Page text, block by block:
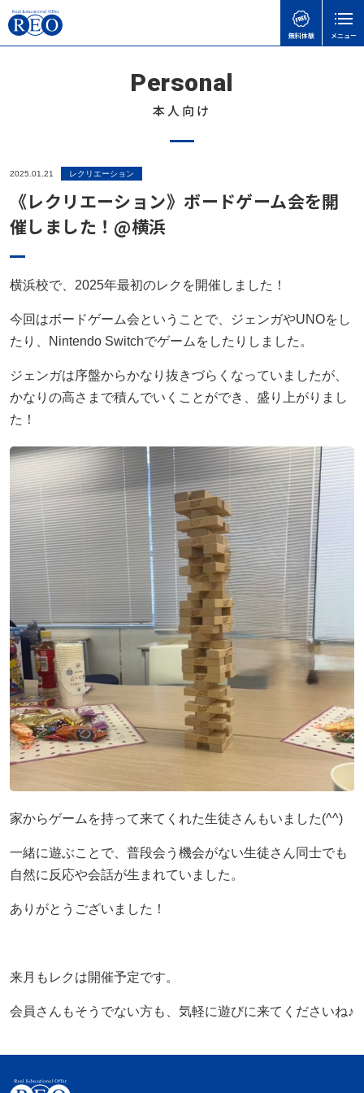
無料体験 メニュー
サポート内容
体験談
本人向け
REOちゃんねる
会社概要
無料体験
お問い合わせ
プライバシーポリシー
特定商取引法に基づく表記
お知らせ
AIあべ不登校相談室
045-444-2540
閉じる
Personal
本人向け
2025.01.21 レクリエーション
《レクリエーション》ボードゲーム会を開
催しました！@横浜
横浜校で、2025年最初のレクを開催しました！
今回はボードゲーム会ということで、ジェンガやUNOをし
たり、Nintendo Switchでゲームをしたりしました。
ジェンガは序盤からかなり抜きづらくなっていましたが、
かなりの高さまで積んでいくことができ、盛り上がりまし
た！
家からゲームを持って来てくれた生徒さんもいました(^^)
一緒に遊ぶことで、普段会う機会がない生徒さん同士でも
自然に反応や会話が生まれていました。
ありがとうございました！
来月もレクは開催予定です。
会員さんもそうでない方も、気軽に遊びに来てくださいね♪